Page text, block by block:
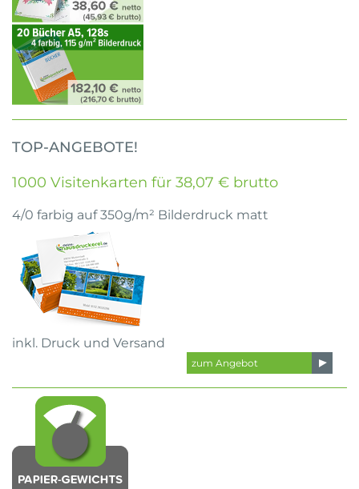
TOP-ANGEBOTE!
1000 Visitenkarten für 38,07 € brutto
4/0 farbig auf 350g/m² Bilderdruck matt
inkl. Druck und Versand
zum Angebot